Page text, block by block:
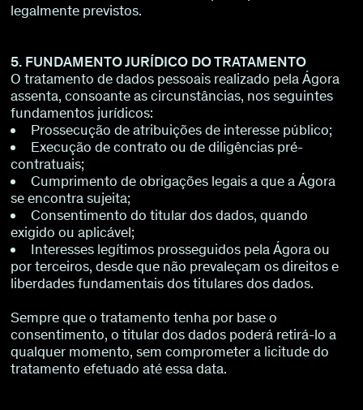
legalmente previstos.
5. FUNDAMENTO JURÍDICO DO TRATAMENTO
O tratamento de dados pessoais realizado pela Ágora
assenta, consoante as circunstâncias, nos seguintes
fundamentos jurídicos:
Prossecução de atribuições de interesse público;
Execução de contrato ou de diligências pré-
contratuais;
Cumprimento de obrigações legais a que a Ágora
se encontra sujeita;
Consentimento do titular dos dados, quando
exigido ou aplicável;
Interesses legítimos prosseguidos pela Ágora ou
por terceiros, desde que não prevaleçam os direitos e
liberdades fundamentais dos titulares dos dados.
Sempre que o tratamento tenha por base o
consentimento, o titular dos dados poderá retirá-lo a
qualquer momento, sem comprometer a licitude do
tratamento efetuado até essa data.